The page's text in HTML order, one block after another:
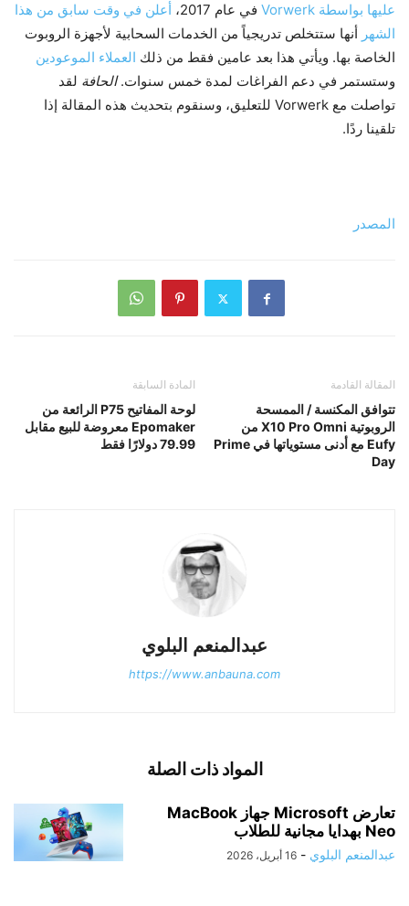
عليها بواسطة Vorwerk
في عام 2017،
أعلن في وقت سابق من هذا
الشهر أنها ستتخلص تدريجياً من الخدمات السحابية لأجهزة الروبوت
الخاصة بها. ويأتي هذا بعد عامين فقط من ذلك العملاء الموعودين
وستستمر في دعم الفراغات لمدة خمس سنوات.الحافة لقد
تواصلت مع Vorwerk للتعليق، وسنقوم بتحديث هذه المقالة إذا
تلقينا ردًا.
المصدر
المادة السابقة
لوحة المفاتيح P75 الرائعة من
Epomaker معروضة للبيع مقابل
79.99 دولارًا فقط
المقالة القادمة
تتوافق المكنسة / الممسحة
الروبوتية X10 Pro Omni من
Eufy مع أدنى مستوياتها في Prime
Day
عبدالمنعم البلوي
https://www.anbauna.com
المواد ذات الصلة
تعارض Microsoft جهاز MacBook
Neo بهدايا مجانية للطلاب
عبدالمنعم البلوي - 16 أبريل، 2026